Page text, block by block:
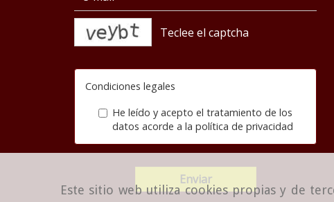
Este sitio web utiliza cookies propias y de
Condiciones legales
He leído y acepto el tratamiento de los
datos acorde a la política de privacidad
Enviar